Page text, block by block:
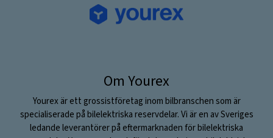
Om Yourex
Yourex är ett grossistföretag inom bilbranschen som är
specialiserade på bilelektriska reservdelar. Vi är en av Sveriges
ledande leverantörer på eftermarknaden för bilelektriska